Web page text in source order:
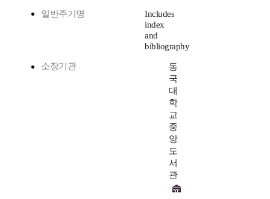
일반주기명
Includes
index
and
bibliography
소장기관
동
국
대
학
교
중
앙
도
서
관